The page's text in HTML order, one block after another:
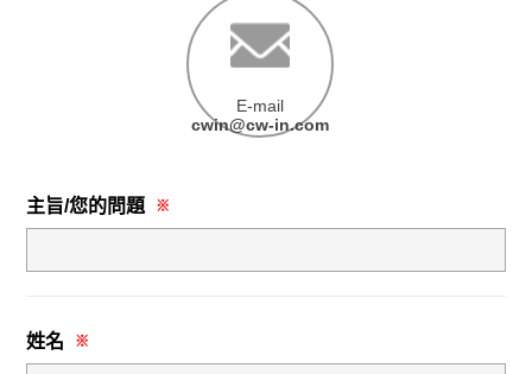
E-mail
cwin@cw-in.com
主旨/您的問題 ※
姓名 ※